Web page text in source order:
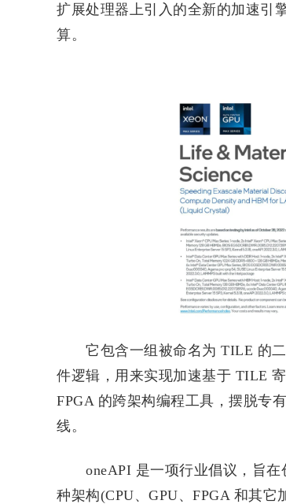
扩展处理器上引入的全新的加速引
算。
它包含一组被命名为 TILE 的二
件逻辑，用来实现加速基于 TILE
FPGA 的跨架构编程工具，摆脱专
线。
oneAPI 是一项行业倡议，旨在
种架构(CPU、GPU、FPGA 和其